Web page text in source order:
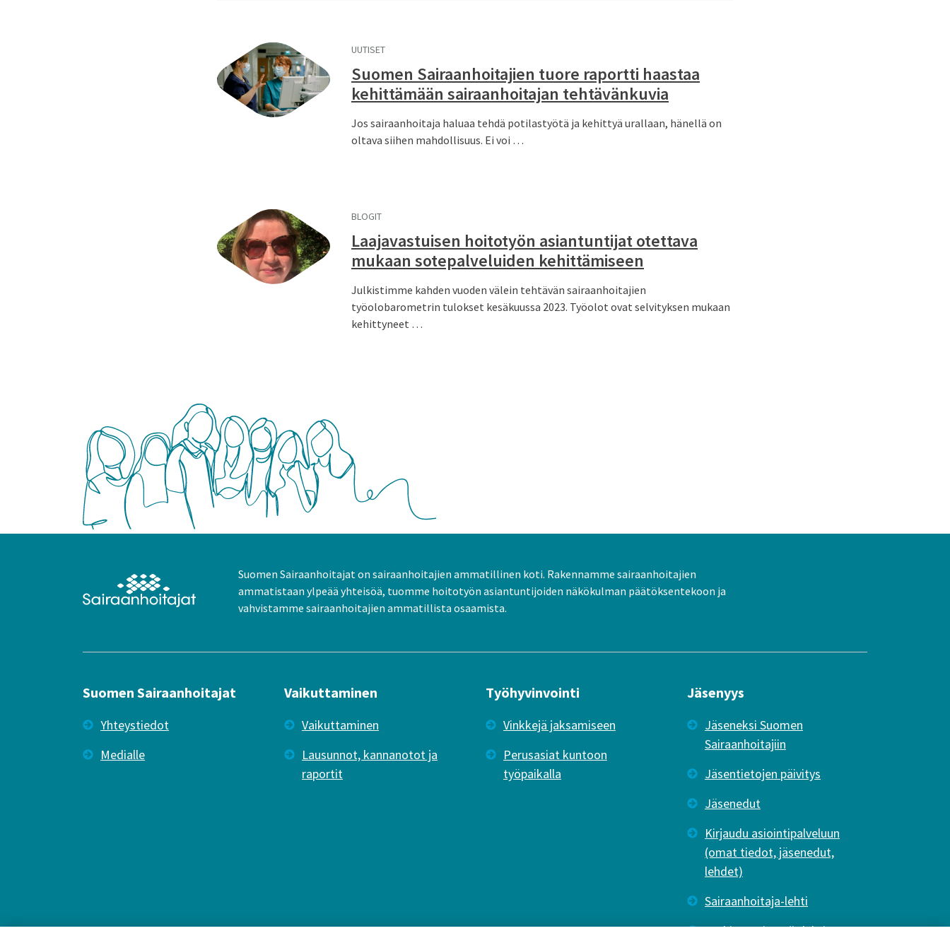
UUTISET
Suomen Sairaanhoitajien tuore raportti haastaa
kehittämään sairaanhoitajan tehtävänkuvia
Jos sairaanhoitaja haluaa tehdä potilastyötä ja kehittyä urallaan, hänellä on
oltava siihen mahdollisuus. Ei voi …
BLOGIT
Laajavastuisen hoitotyön asiantuntijat otettava
mukaan sotepalveluiden kehittämiseen
Julkistimme kahden vuoden välein tehtävän sairaanhoitajien
työolobarometrin tulokset kesäkuussa 2023. Työolot ovat selvityksen mukaan
kehittyneet …
Suomen Sairaanhoitajat on sairaanhoitajien ammatillinen koti. Rakennamme sairaanhoitajien
ammatistaan ylpeää yhteisöä, tuomme hoitotyön asiantuntijoiden näkökulman päätöksentekoon ja
vahvistamme sairaanhoitajien ammatillista osaamista.
Suomen Sairaanhoitajat
Yhteystiedot
Medialle
Vaikuttaminen
Vaikuttaminen
Lausunnot, kannanotot ja
raportit
Työhyvinvointi
Vinkkejä jaksamiseen
Perusasiat kuntoon
työpaikalla
Jäsenyys
Jäseneksi Suomen
Sairaanhoitajiin
Jäsentietojen päivitys
Jäsenedut
Kirjaudu asiointipalveluun
(omat tiedot, jäsenedut,
lehdet)
Sairaanhoitaja-lehti
Tutkiva Hoitotyö -lehti